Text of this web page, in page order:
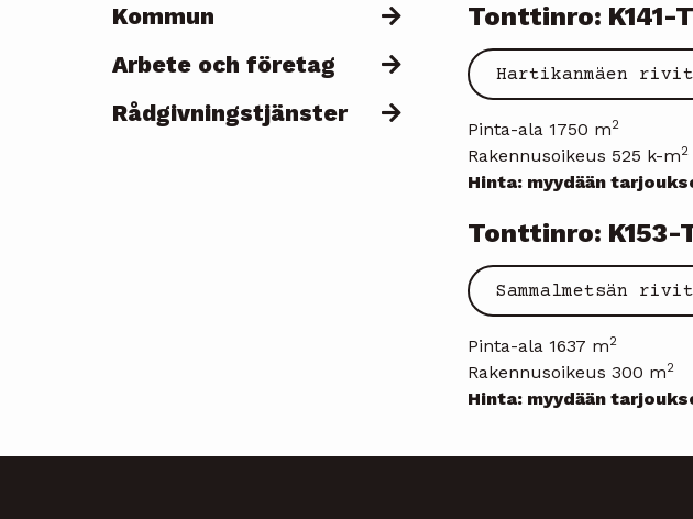
Kommun
Arbete och företag
Rådgivningstjänster
Tonttinro: K141-
Hartikanmäen
Pinta-ala 1750 m2
Rakennusoikeus 525 k-m2
Hinta: myydään
Tonttinro: K153-
Sammalmetsän
Pinta-ala 1637 m2
Rakennusoikeus 300 m2
Hinta: myydään